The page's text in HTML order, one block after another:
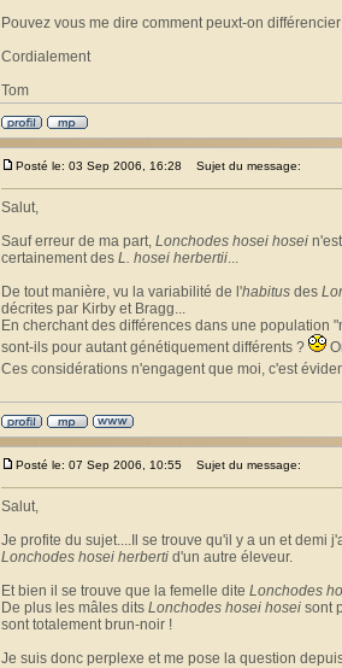
Pouvez vous me dire comment peuxt-on
Cordialement
Tom
Posté le: 03 Sep 2006, 16:28 Sujet du message:
Salut,
Sauf erreur de ma part, Lonchodes hosei hosei
certainement des L. hosei herbertii...
De tout manière, vu la variabilité de l'habitus des
décrites par Kirby et Bragg...
En cherchant des différences dans une population
sont-ils pour autant génétiquement différents ?
Ces considérations n'engagent que moi, c'est
Posté le: 07 Sep 2006, 10:55 Sujet du message:
Salut,
Je profite du sujet....Il se trouve qu'il y a un et demi
Lonchodes hosei herberti d'un autre éleveur.
Et bien il se trouve que la femelle dite Lonchodes
De plus les mâles dits Lonchodes hosei hosei sont
sont totalement brun-noir !
Je suis donc perplexe et me pose la question